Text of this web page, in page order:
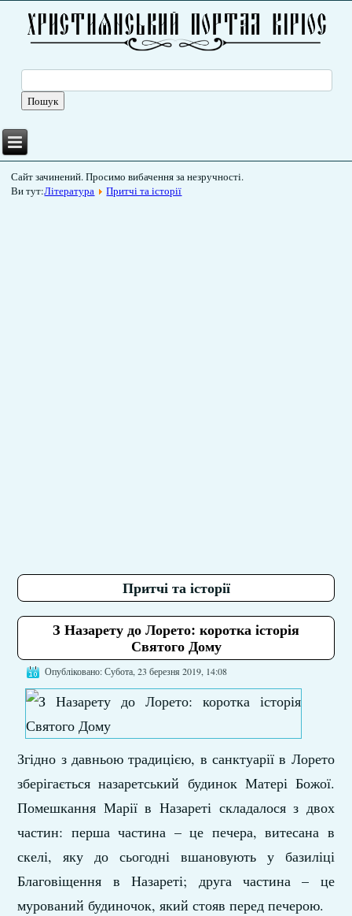
Сайт зачинений. Просимо вибачення за незручності.
Ви тут:Література Притчі та історії
Притчі та історії
З Назарету до Лорето: коротка історія
Святого Дому
Опубліковано: Субота, 23 березня 2019, 14:08
Згідно з давньою традицією, в санктуарії в Лорето
зберігається назаретський будинок Матері Божої.
Помешкання Марії в Назареті складалося з двох
частин: перша частина – це печера, витесана в
скелі, яку до сьогодні вшановують у базиліці
Благовіщення в Назареті; друга частина – це
мурований будиночок, який стояв перед печерою.